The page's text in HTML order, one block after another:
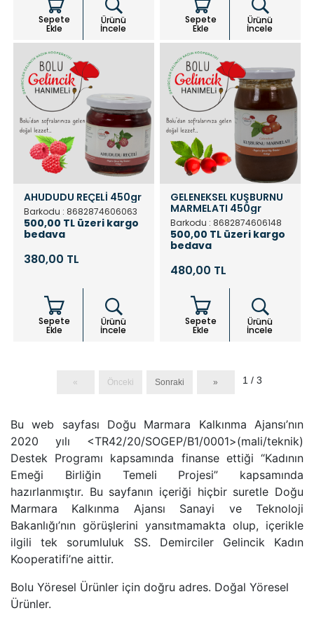
Bolu Yöresel Ürünler için doğru adres. Doğal Yöresel
Ürünler.
Sepete
Ekle
Ürünü
İncele
Sepete
Ekle
Ürünü
İncele
AHUDUDU REÇELİ 450gr
Barkodu : 8682874606063
500,00 TL üzeri kargo
bedava
380,00 TL
Sepete
Ekle
Ürünü
İncele
GELENEKSEL KUŞBURNU
MARMELATI 450gr
Barkodu : 8682874606148
500,00 TL üzeri kargo
bedava
480,00 TL
Sepete
Ekle
Ürünü
İncele
« Önceki Sonraki » 1 / 3
Bu web sayfası Doğu Marmara Kalkınma Ajansı’nın
2020 yılı <TR42/20/SOGEP/B1/0001>(mali/teknik)
Destek Programı kapsamında finanse ettiği “Kadının
Emeği Birliğin Temeli Projesi” kapsamında
hazırlanmıştır. Bu sayfanın içeriği hiçbir suretle Doğu
Marmara Kalkınma Ajansı Sanayi ve Teknoloji
Bakanlığı’nın görüşlerini yansıtmamakta olup, içerikle
ilgili tek sorumluluk SS. Demirciler Gelincik Kadın
Kooperatifi’ne aittir.